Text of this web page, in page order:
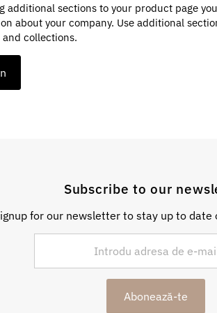
additional sections to your product page
about your company. Use additional
collections.
Subscribe to our
for our newsletter to stay up to date
Abonează-te